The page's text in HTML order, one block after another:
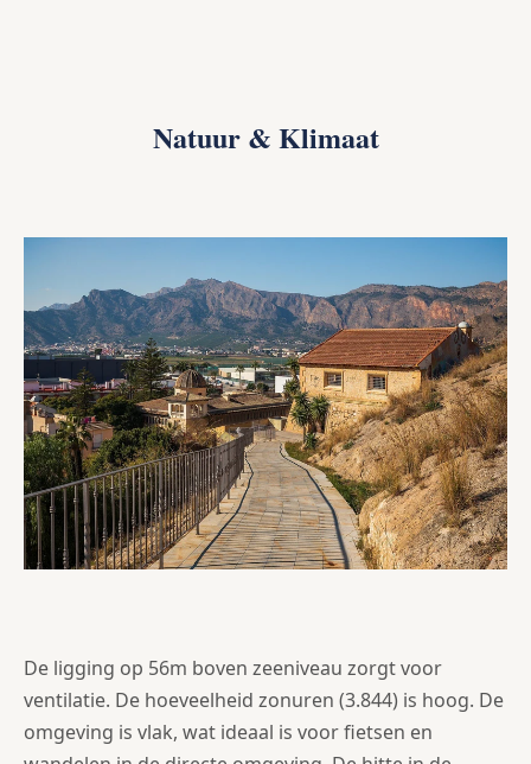
Natuur & Klimaat
De ligging op 56m boven zeeniveau zorgt voor
ventilatie. De hoeveelheid zonuren (3.844) is hoog. De
omgeving is vlak, wat ideaal is voor fietsen en